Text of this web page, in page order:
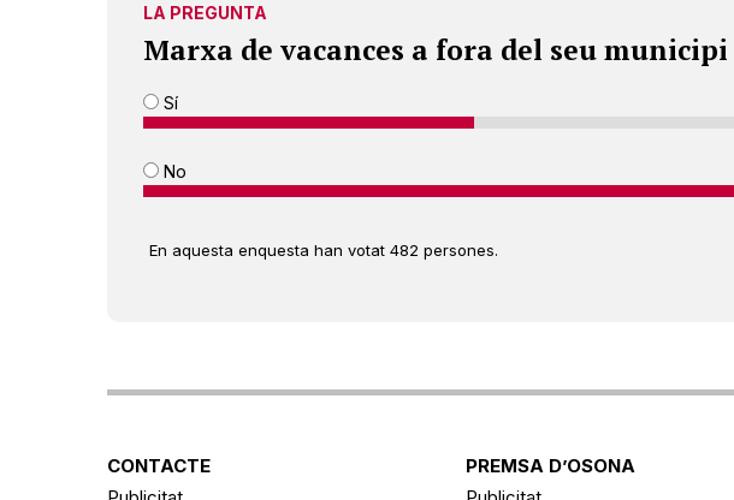
LA PREGUNTA
Marxa de vacances a fora del seu
Sí
No
En aquesta enquesta han votat 482 persones.
CONTACTE
PREMSA D’OSONA